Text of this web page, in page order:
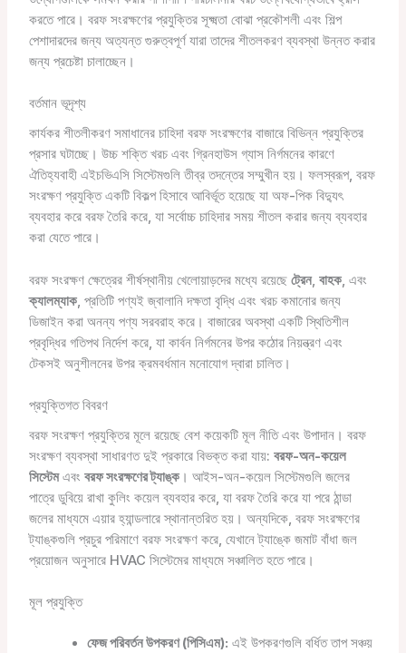
করতে পারে। বরফ সংরক্ষণের প্রযুক্তির সূক্ষ্মতা বোঝা প্রকৌশলী এবং শিল্প
পেশাদারদের জন্য অত্যন্ত গুরুত্বপূর্ণ যারা তাদের শীতলকরণ ব্যবস্থা উন্নত করার
জন্য প্রচেষ্টা চালাচ্ছেন।
বর্তমান ভূদৃশ্য
কার্যকর শীতলীকরণ সমাধানের চাহিদা বরফ সংরক্ষণের বাজারে বিভিন্ন প্রযুক্তির
প্রসার ঘটাচ্ছে। উচ্চ শক্তি খরচ এবং গ্রিনহাউস গ্যাস নির্গমনের কারণে
ঐতিহ্যবাহী এইচভিএসি সিস্টেমগুলি তীব্র তদন্তের সম্মুখীন হয়। ফলস্বরূপ, বরফ
সংরক্ষণ প্রযুক্তি একটি বিকল্প হিসাবে আবির্ভূত হয়েছে যা অফ-পিক বিদ্যুৎ
ব্যবহার করে বরফ তৈরি করে, যা সর্বোচ্চ চাহিদার সময় শীতল করার জন্য ব্যবহার
করা যেতে পারে।
বরফ সংরক্ষণ ক্ষেত্রের শীর্ষস্থানীয় খেলোয়াড়দের মধ্যে রয়েছে ট্রেন, বাহক, এবং
ক্যালম্যাক, প্রতিটি পণ্যই জ্বালানি দক্ষতা বৃদ্ধি এবং খরচ কমানোর জন্য
ডিজাইন করা অনন্য পণ্য সরবরাহ করে। বাজারের অবস্থা একটি স্থিতিশীল
প্রবৃদ্ধির গতিপথ নির্দেশ করে, যা কার্বন নির্গমনের উপর কঠোর নিয়ন্ত্রণ এবং
টেকসই অনুশীলনের উপর ক্রমবর্ধমান মনোযোগ দ্বারা চালিত।
প্রযুক্তিগত বিবরণ
বরফ সংরক্ষণ প্রযুক্তির মূলে রয়েছে বেশ কয়েকটি মূল নীতি এবং উপাদান। বরফ
সংরক্ষণ ব্যবস্থা সাধারণত দুই প্রকারে বিভক্ত করা যায়: বরফ-অন-কয়েল
সিস্টেমএবং বরফ সংরক্ষণের ট্যাঙ্ক। আইস-অন-কয়েল সিস্টেমগুলি জলের
পাত্রে ডুবিয়ে রাখা কুলিং কয়েল ব্যবহার করে, যা বরফ তৈরি করে যা পরে ঠান্ডা
জলের মাধ্যমে এয়ার হ্যান্ডলারে স্থানান্তরিত হয়। অন্যদিকে, বরফ সংরক্ষণের
ট্যাঙ্কগুলি প্রচুর পরিমাণে বরফ সংরক্ষণ করে, যেখানে ট্যাঙ্কে জমাট বাঁধা জল
প্রয়োজন অনুসারে HVAC সিস্টেমের মাধ্যমে সঞ্চালিত হতে পারে।
মূল প্রযুক্তি
ফেজ পরিবর্তন উপকরণ (পিসিএম): এই উপকরণগুলি বর্ধিত তাপ সঞ্চয়